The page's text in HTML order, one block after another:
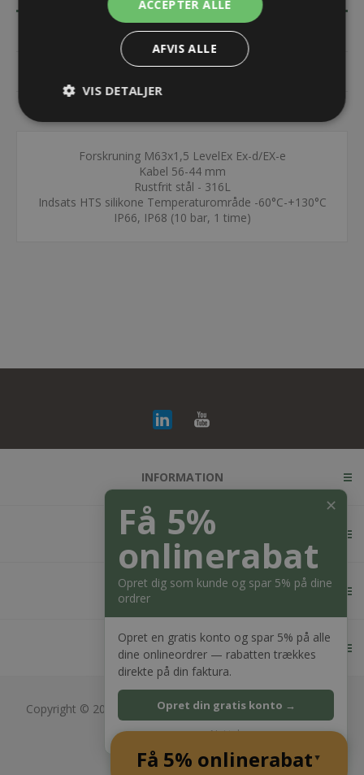
SPECIFIKATIONER
DOKUMENTER
Forskruning M63x1,5 LevelEx Ex-d/EX-e
Kabel 56-44 mm
Rustfrit stål - 316L
Indsats HTS silikone Temperaturområde -60°C-+130°C
IP66, IP68 (10 bar, 1 time)
INFORMATION
KUNDESERVICE
MIN KONTO
KONTAKT OS
Copyright © 2026 Bagger Nielsen webshop. Alle rettigheder
forbeholdt.
Powered bynopCommerce
✕
Få 5%
onlinerabat
Opret dig som kunde og spar 5% på dine
ordrer
Opret en gratis konto og spar 5% på alle
dine onlineordrer — rabatten trækkes
direkte på din faktura.
Opret din gratis konto →
Nej tak
Få 5% onlinerabat ▲
ACCEPTER ALLE
AFVIS ALLE
VIS DETALJER